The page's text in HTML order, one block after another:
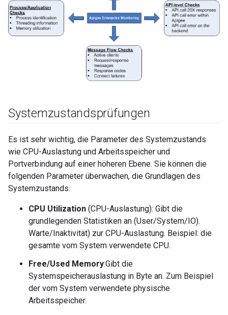
Systemzustandsprüfungen
Es ist sehr wichtig, die Parameter des Systemzustands
wie CPU-Auslastung und Arbeitsspeicher und
Portverbindung auf einer höheren Ebene. Sie können die
folgenden Parameter überwachen, die Grundlagen des
Systemzustands.
CPU Utilization (CPU-Auslastung): Gibt die
grundlegenden Statistiken an (User/System/IO).
Warte/Inaktivität) zur CPU-Auslastung. Beispiel: die
gesamte vom System verwendete CPU.
Free/Used Memory:Gibt die
Systemspeicherauslastung in Byte an. Zum Beispiel
der vom System verwendete physische
Arbeitsspeicher.